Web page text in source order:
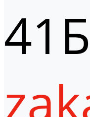
41Б